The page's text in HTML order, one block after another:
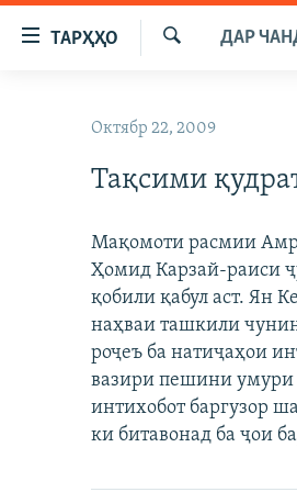
Пайвандҳои
дастрасӣ
ТАРҲҲО
ИҚТИСОД
ОСИЁИ МАРКАЗӢ
МЕҲМОНИ ОЗОДӢ
ВАРЗИШ
ГАПИ ОЗОД
РӮЗГОРИ МУҲОҶИР
ТАҲҚИҚОТ
ҶАНГ ДАР УКРАИНА
НАЗАРИ МАРДУМ
БЛОГИСТОН
ОЗОДӢ ОНЛАЙН
ЧАНДРАСОНАӢ
РӮЙХАТҲО
ДАР
Октябр 22, 2009
Тақсими
Мақомоти расмии
Ҳомид Карзай-раиси
қобили қабул аст. Ян
наҳваи ташкили
роҷеъ ба натиҷаҳои
вазири пешини умури
интихобот баргузор
ки битавонад ба ҷои